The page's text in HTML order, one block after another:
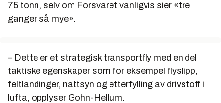
75 tonn, selv om Forsvaret vanligvis sier «tre
ganger så mye».
– Dette er et strategisk transportfly med en del
taktiske egenskaper som for eksempel flyslipp,
feltlandinger, nattsyn og etterfylling av drivstoff i
lufta, opplyser Gohn-Hellum.